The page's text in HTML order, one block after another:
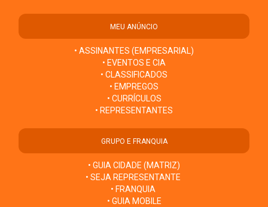
MEU ANÚNCIO
• ASSINANTES (EMPRESARIAL)
• EVENTOS E CIA
• CLASSIFICADOS
• EMPREGOS
• CURRÍCULOS
• REPRESENTANTES
GRUPO E FRANQUIA
• GUIA CIDADE (MATRIZ)
• SEJA REPRESENTANTE
• FRANQUIA
• GUIA MOBILE